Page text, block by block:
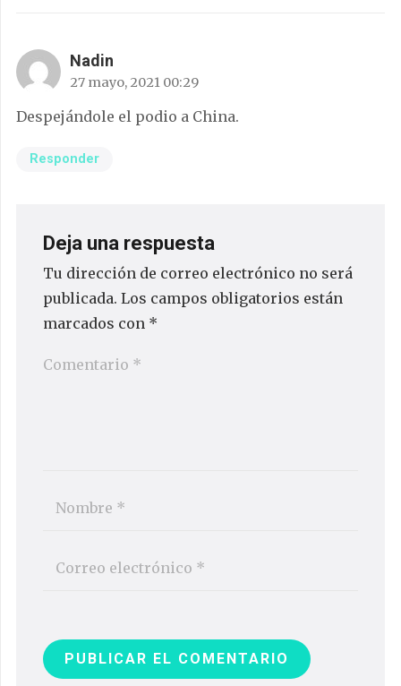
Nadin
27 mayo, 2021 00:29
Despejándole el podio a China.
Responder
Deja una respuesta
Tu dirección de correo electrónico no será
publicada. Los campos obligatorios están
marcados con *
PUBLICAR EL COMENTARIO